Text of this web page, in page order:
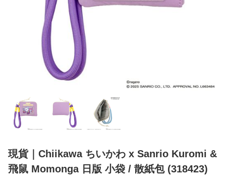
現貨｜Chiikawa ちいかわ x Sanrio Kuromi &
飛鼠 Momonga 日版 小袋 / 散紙包 (318423)